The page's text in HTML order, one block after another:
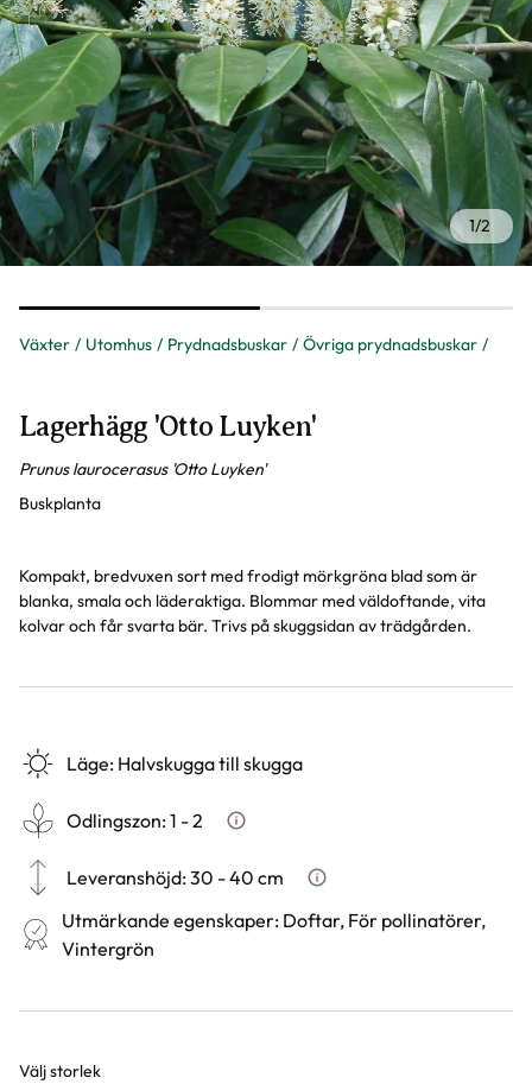
Växter Utomhus Prydnadsbuskar Övriga prydnadsbuskar
1/2
Lagerhägg 'Otto Luyken'
Prunus laurocerasus 'Otto Luyken'
Buskplanta
Kompakt, bredvuxen sort med frodigt mörkgröna blad som är
blanka, smala och läderaktiga. Blommar med väldoftande, vita
kolvar och får svarta bär. Trivs på skuggsidan av trädgården.
Läge: Halvskugga till skugga
Odlingszon:1 - 2 Vad är odlingszon?
Leveranshöjd:30 - 40 cm Hur vi mäter leveranshöjd på
Utmärkande egenskaper: Doftar, För pollinatörer,
Vintergrön
Välj storlek